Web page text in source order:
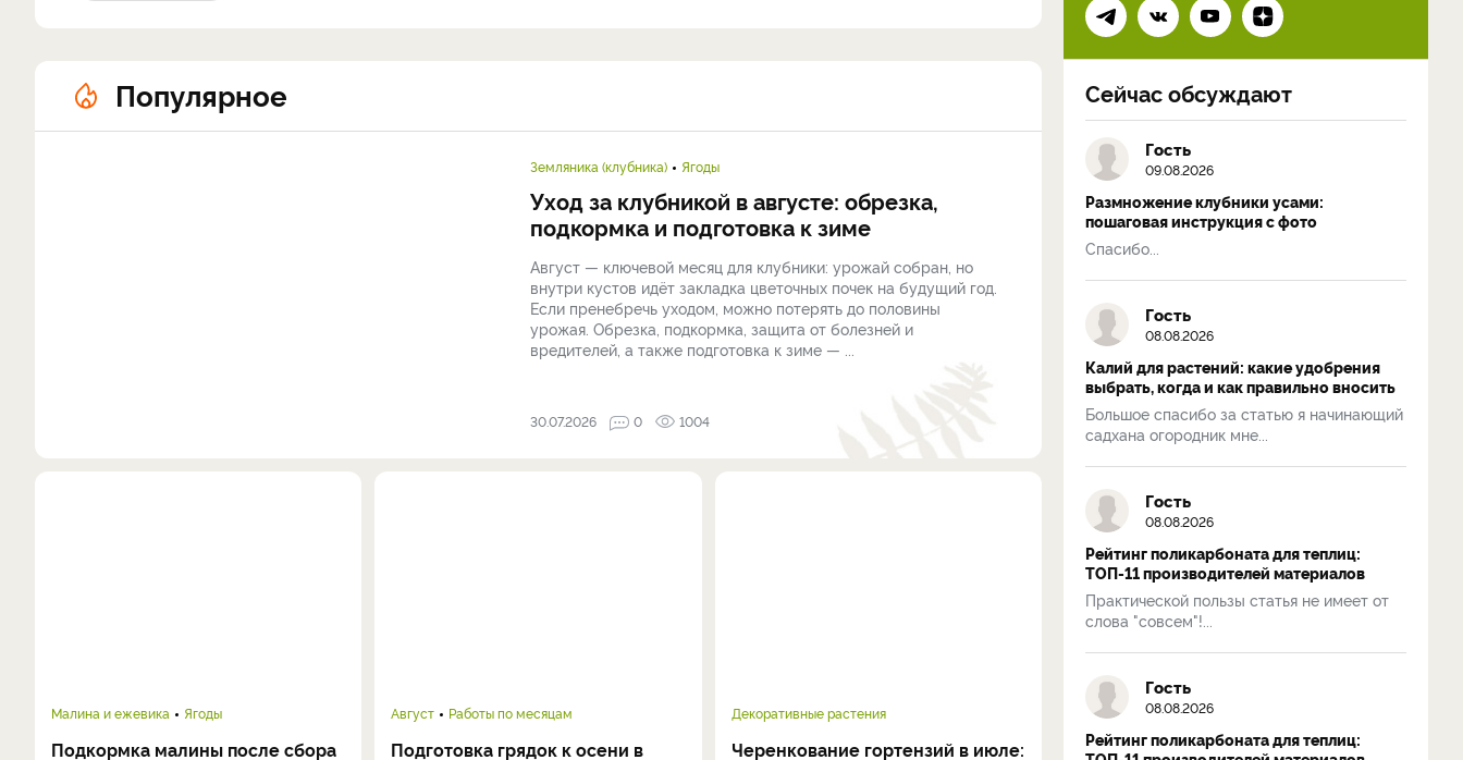
Популярное
Земляника (клубника) Ягоды
Уход за клубникой в августе: обрезка,
подкормка и подготовка к зиме
Август — ключевой месяц для клубники: урожай собран, но
внутри кустов идёт закладка цветочных почек на будущий год.
Если пренебречь уходом, можно потерять до половины
урожая. Обрезка, подкормка, защита от болезней и
вредителей, а также подготовка к зиме — ...
30.07.2026 0 1004
Малина и ежевика Ягоды
Подкормка малины после сбора
Август Работы по месяцам
Подготовка грядок к осени в
Декоративные растения
Черенкование гортензий в июле:
Сейчас обсуждают
Гость
09.08.2026
Размножение клубники усами:
пошаговая инструкция с фото
Спасибо...
Гость
08.08.2026
Калий для растений: какие удобрения
выбрать, когда и как правильно вносить
Большое спасибо за статью я начинающий
садхана огородник мне...
Гость
08.08.2026
Рейтинг поликарбоната для теплиц:
ТОП-11 производителей материалов
Практической пользы статья не имеет от
слова "совсем"!...
Гость
08.08.2026
Рейтинг поликарбоната для теплиц: